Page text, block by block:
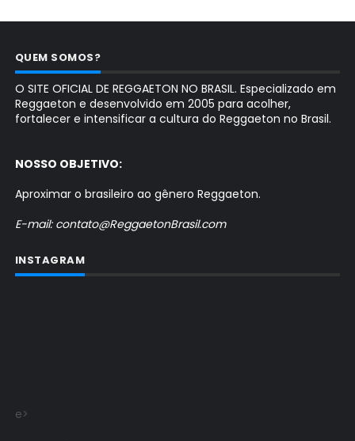
QUEM SOMOS?
O SITE OFICIAL DE REGGAETON NO BRASIL. Especializado em
Reggaeton e desenvolvido em 2005 para acolher,
fortalecer e intensificar a cultura do Reggaeton no Brasil.
NOSSO OBJETIVO:
Aproximar o brasileiro ao gênero Reggaeton.
E-mail: contato@ReggaetonBrasil.com
INSTAGRAM
e>